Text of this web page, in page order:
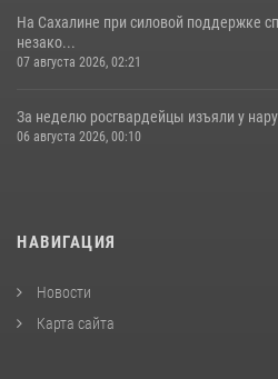
На Сахалине при силовой поддержке
незако...
07 августа 2026, 02:21
За неделю росгвардейцы изъяли у
06 августа 2026, 00:10
НАВИГАЦИЯ
Новости
Карта сайта